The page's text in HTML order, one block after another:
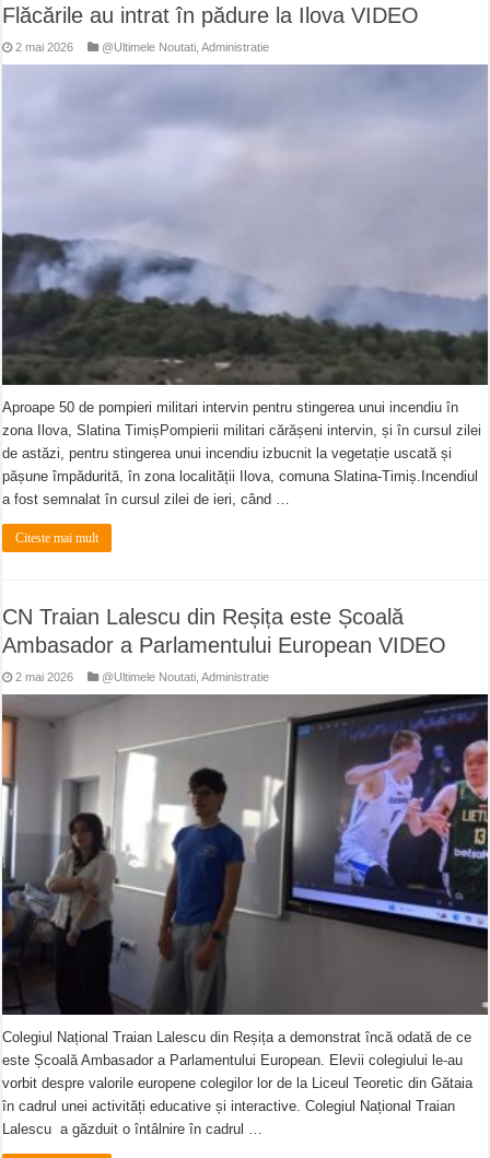
Flăcările au intrat în pădure la Ilova VIDEO
2 mai 2026 @Ultimele Noutati ,Administratie
Aproape 50 de pompieri militari intervin pentru stingerea unui incendiu în
zona Ilova, Slatina TimișPompierii militari cărășeni intervin, și în cursul zilei
de astăzi, pentru stingerea unui incendiu izbucnit la vegetație uscată și
pășune împădurită, în zona localității Ilova, comuna Slatina-Timiș.Incendiul
a fost semnalat în cursul zilei de ieri, când …
Citeste mai mult
CN Traian Lalescu din Reșița este Școală
Ambasador a Parlamentului European VIDEO
2 mai 2026 @Ultimele Noutati ,Administratie
Colegiul Național Traian Lalescu din Reșița a demonstrat încă odată de ce
este Școală Ambasador a Parlamentului European. Elevii colegiului le-au
vorbit despre valorile europene colegilor lor de la Liceul Teoretic din Gătaia
în cadrul unei activități educative și interactive. Colegiul Național Traian
Lalescu a găzduit o întâlnire în cadrul …